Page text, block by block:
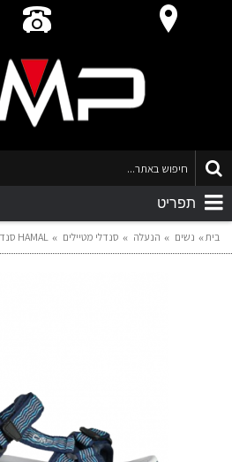
תפריט
בית נשים הנעלה סנדלי מטיילים HAMAL סנדל מטיילים לנשים